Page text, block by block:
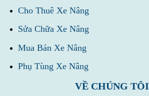
Cho Thuê Xe Nâng
Sửa Chữa Xe Nâng
Mua Bán Xe Nâng
Phụ Tùng Xe Nâng
VỀ CHÚNG TÔI